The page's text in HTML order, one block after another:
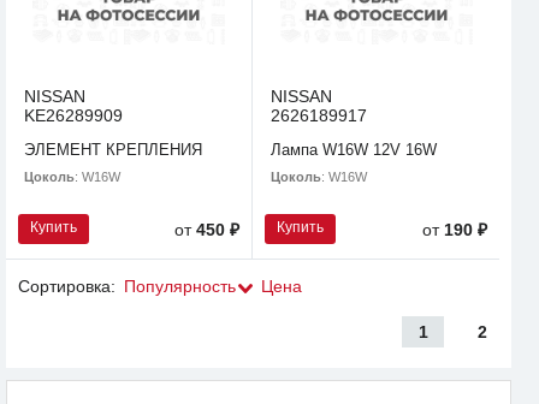
NISSAN
KE26289909
ЭЛЕМЕНТ КРЕПЛЕНИЯ
Цоколь: W16W
Купить от450 ₽
NISSAN
2626189917
Лампа W16W 12V 16W
Цоколь: W16W
Купить от 190 ₽
Сортировка: Популярность Цена
1 2